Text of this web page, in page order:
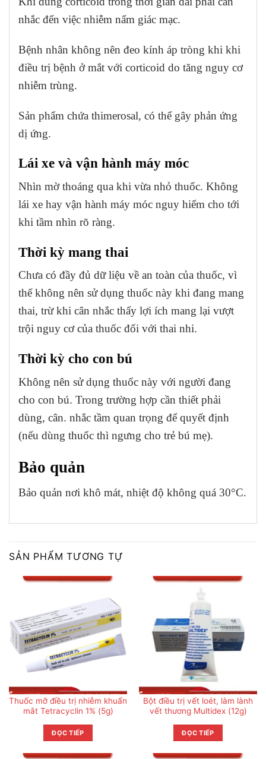
nhắc đến việc nhiễm nấm giác mạc.
Bệnh nhân không nên đeo kính áp tròng khi khi
điều trị bệnh ở mắt với corticoid do tăng nguy cơ
nhiễm trùng.
Sản phẩm chứa thimerosal, có thể gây phản ứng
dị ứng.
Lái xe và vận hành máy móc
Nhìn mờ thoáng qua khi vừa nhỏ thuốc. Không
lái xe hay vận hành máy móc nguy hiểm cho tới
khi tầm nhìn rõ ràng.
Thời kỳ mang thai
Chưa có đầy đủ dữ liệu về an toàn của thuốc, vì
thế không nên sử dụng thuốc này khi đang mang
thai, trừ khi cân nhắc thấy lợi ích mang lại vượt
trội nguy cơ của thuốc đối với thai nhi.
Thời kỳ cho con bú
Không nên sử dụng thuốc này với người đang
cho con bú. Trong trường hợp cần thiết phải
dùng, cân. nhắc tầm quan trọng để quyết định
(nếu dùng thuốc thì ngưng cho trẻ bú mẹ).
Bảo quản
Bảo quản nơi khô mát, nhiệt độ không quá 30°C.
SẢN PHẨM TƯƠNG TỰ
Thuốc mỡ điều trị nhiễm khuẩn
mắt Tetracyclin 1% (5g)
ĐỌC TIẾP
Bột điều trị vết loét, làm lành
vết thương Multidex (12g)
ĐỌC TIẾP